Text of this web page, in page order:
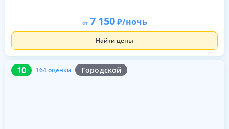
от 7 150 /ночь
Найти цены
10 164 оценки Городской
10 164 оценки